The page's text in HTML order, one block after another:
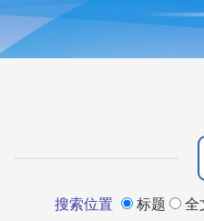
搜索位置 标题 全